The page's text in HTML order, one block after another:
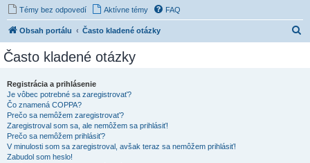
Témy bez odpovedí Aktívne témy FAQ
Obsah portálu Často kladené otázky
Často kladené otázky
Registrácia a prihlásenie
Je vôbec potrebné sa zaregistrovať?
Čo znamená COPPA?
Prečo sa nemôžem zaregistrovať?
Zaregistroval som sa, ale nemôžem sa prihlásiť!
Prečo sa nemôžem prihlásiť?
V minulosti som sa zaregistroval, avšak teraz sa nemôžem prihlásiť!
Zabudol som heslo!